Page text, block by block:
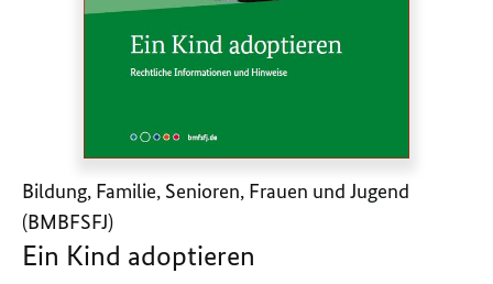
Bildung, Familie, Senioren, Frauen und Jugend
(BMBFSFJ)
Ein Kind adoptieren